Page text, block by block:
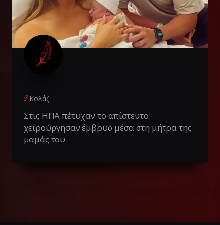
Κολάζ
Στις ΗΠΑ πέτυχαν το απίστευτο:
χειρούργησαν έμβρυο μέσα στη μήτρα της
μαμάς του